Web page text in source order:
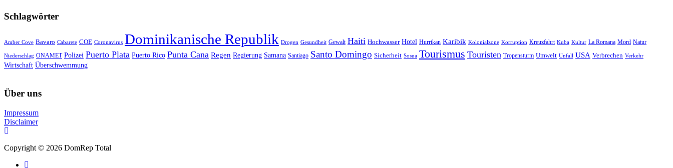
Schlagwörter
Amber Cove Bavaro Cabarete COE Coronavirus Dominikanische Republik Drogen Gesundheit Gewalt Haiti Hochwasser Hotel Hurrikan Karibik Kolonialzone Korruption Kreuzfahrt Kuba Kultur La Romana Mord Natur
Niederschlag ONAMET Polizei Puerto Plata Puerto Rico Punta Cana Regen Regierung Samana Santiago Santo Domingo Sicherheit Sosua Tourismus Touristen Tropensturm Umwelt Unfall USA Verbrechen Verkehr
Wirtschaft Überschwemmung
Über uns
Impressum
Disclaimer
Copyright © 2026 DomRep Total